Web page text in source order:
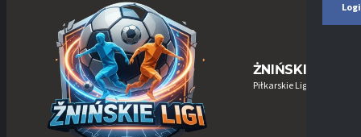
ŻNIŃSKIE-LIGI
Piłkarskie Ligi w Żninie